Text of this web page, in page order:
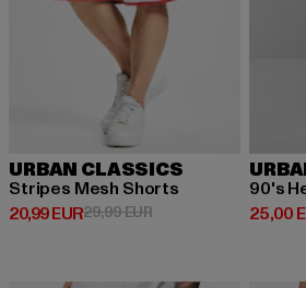
URBAN CLASSICS
Stripes Mesh Shorts
20,99 EUR
Derzeitiger Preis: 20,99 EUR
29,99 EURAktionspreis: 29,99
90's
25,00